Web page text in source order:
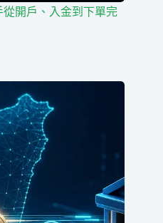
開戶、入金到下單完